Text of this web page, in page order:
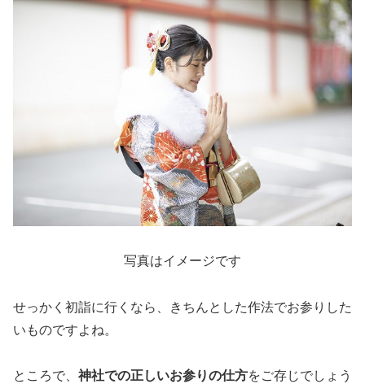
写真はイメージです
せっかく初詣に行くなら、きちんとした作法でお参りした
いものですよね。
ところで、 神社での正しいお参りの仕方をご存じでしょう